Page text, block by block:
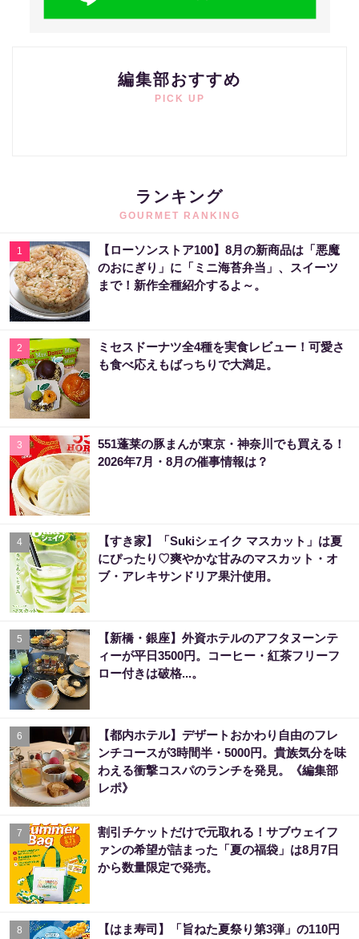
編集部おすすめ
PICK UP
ランキング
GOURMET RANKING
1
【ローソンストア100】8月の新商品は「悪魔
のおにぎり」に「ミニ海苔弁当」、スイーツ
まで！新作全種紹介するよ～。
2
ミセスドーナツ全4種を実食レビュー！可愛さ
も食べ応えもばっちりで大満足。
3
551蓬莱の豚まんが東京・神奈川でも買える！
2026年7月・8月の催事情報は？
4
【すき家】「Sukiシェイク マスカット」は夏
にぴったり♡爽やかな甘みのマスカット・オ
ブ・アレキサンドリア果汁使用。
5
【新橋・銀座】外資ホテルのアフタヌーンテ
ィーが平日3500円。コーヒー・紅茶フリーフ
ロー付きは破格...。
6
【都内ホテル】デザートおかわり自由のフレ
ンチコースが3時間半・5000円。貴族気分を味
わえる衝撃コスパのランチを発見。《編集部
レポ》
7
割引チケットだけで元取れる！サブウェイフ
ァンの希望が詰まった「夏の福袋」は8月7日
から数量限定で発売。
8
【はま寿司】「旨ねた夏祭り第3弾」の110円